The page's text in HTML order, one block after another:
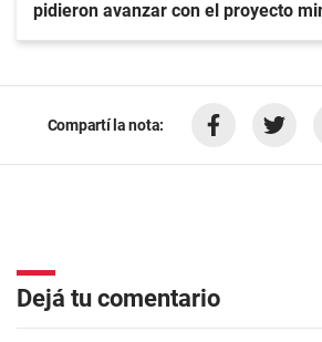
pidieron avanzar con el proyecto
Compartí la nota:
Dejá tu comentario